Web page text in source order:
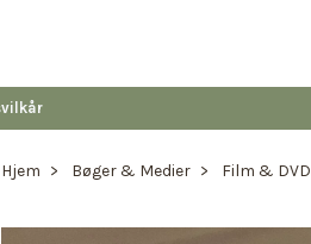
Hjem Bøger & Medier Film & DVD